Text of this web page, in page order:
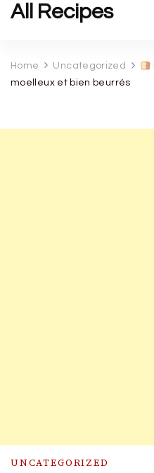
All Recipes
Home Uncategorized
moelleux et bien beurrés
UNCATEGORIZED